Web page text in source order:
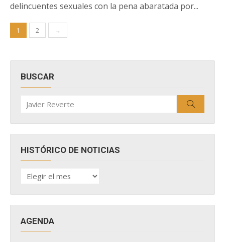
delincuentes sexuales con la pena abaratada por...
Paginación
de
1 2 →
BUSCAR
por:
HISTÓRICO DE NOTICIAS
HISTÓRICO
DE
AGENDA